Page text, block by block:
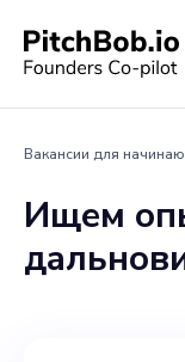
Вакансии для
Ищем